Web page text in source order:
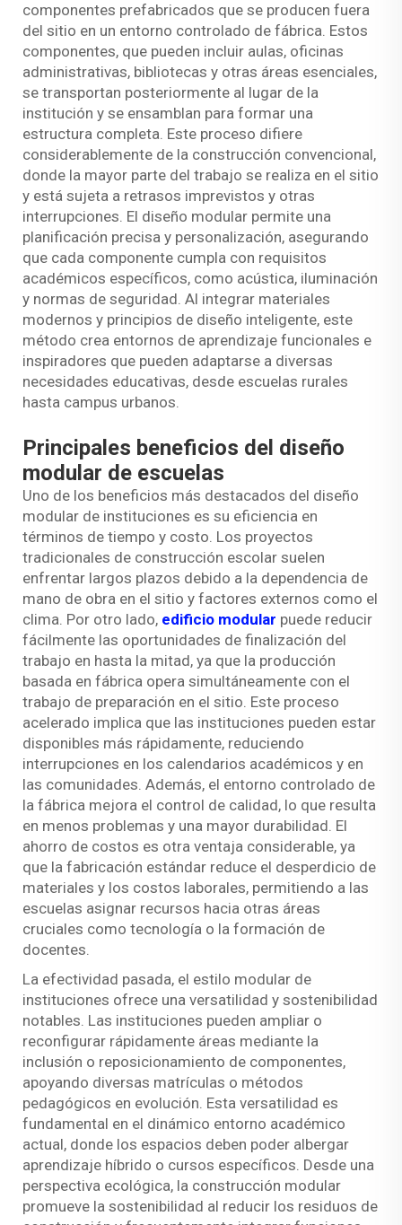
componentes prefabricados que se producen fuera
del sitio en un entorno controlado de fábrica. Estos
componentes, que pueden incluir aulas, oficinas
administrativas, bibliotecas y otras áreas esenciales,
se transportan posteriormente al lugar de la
institución y se ensamblan para formar una
estructura completa. Este proceso difiere
considerablemente de la construcción convencional,
donde la mayor parte del trabajo se realiza en el sitio
y está sujeta a retrasos imprevistos y otras
interrupciones. El diseño modular permite una
planificación precisa y personalización, asegurando
que cada componente cumpla con requisitos
académicos específicos, como acústica, iluminación
y normas de seguridad. Al integrar materiales
modernos y principios de diseño inteligente, este
método crea entornos de aprendizaje funcionales e
inspiradores que pueden adaptarse a diversas
necesidades educativas, desde escuelas rurales
hasta campus urbanos.
Principales beneficios del diseño
modular de escuelas
Uno de los beneficios más destacados del diseño
modular de instituciones es su eficiencia en
términos de tiempo y costo. Los proyectos
tradicionales de construcción escolar suelen
enfrentar largos plazos debido a la dependencia de
mano de obra en el sitio y factores externos como el
clima. Por otro lado, edificio modular puede reducir
fácilmente las oportunidades de finalización del
trabajo en hasta la mitad, ya que la producción
basada en fábrica opera simultáneamente con el
trabajo de preparación en el sitio. Este proceso
acelerado implica que las instituciones pueden estar
disponibles más rápidamente, reduciendo
interrupciones en los calendarios académicos y en
las comunidades. Además, el entorno controlado de
la fábrica mejora el control de calidad, lo que resulta
en menos problemas y una mayor durabilidad. El
ahorro de costos es otra ventaja considerable, ya
que la fabricación estándar reduce el desperdicio de
materiales y los costos laborales, permitiendo a las
escuelas asignar recursos hacia otras áreas
cruciales como tecnología o la formación de
docentes.
La efectividad pasada, el estilo modular de
instituciones ofrece una versatilidad y sostenibilidad
notables. Las instituciones pueden ampliar o
reconfigurar rápidamente áreas mediante la
inclusión o reposicionamiento de componentes,
apoyando diversas matrículas o métodos
pedagógicos en evolución. Esta versatilidad es
fundamental en el dinámico entorno académico
actual, donde los espacios deben poder albergar
aprendizaje híbrido o cursos específicos. Desde una
perspectiva ecológica, la construcción modular
promueve la sostenibilidad al reducir los residuos de